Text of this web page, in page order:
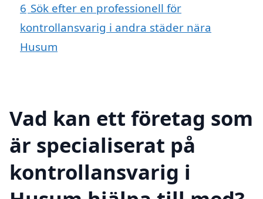
6 Sök efter en professionell för
kontrollansvarig i andra städer nära
Husum
Vad kan ett företag som
är specialiserat på
kontrollansvarig i